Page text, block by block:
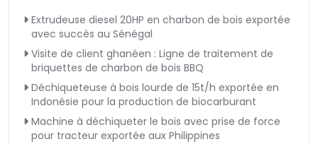
Extrudeuse diesel 20HP en charbon de bois exportée
avec succès au Sénégal
Visite de client ghanéen : Ligne de traitement de
briquettes de charbon de bois BBQ
Déchiqueteuse à bois lourde de 15t/h exportée en
Indonésie pour la production de biocarburant
Machine à déchiqueter le bois avec prise de force
pour tracteur exportée aux Philippines